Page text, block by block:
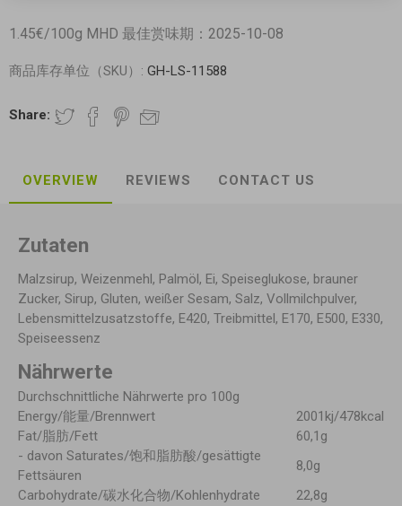
1.45€/100g MHD 最佳赏味期：2025-10-08
商品库存单位（SKU）: GH-LS-11588
Share:
OVERVIEW REVIEWS CONTACT US
Zutaten
Malzsirup, Weizenmehl, Palmöl, Ei, Speiseglukose, brauner
Zucker, Sirup, Gluten, weißer Sesam, Salz, Vollmilchpulver,
Lebensmittelzusatzstoffe, E420, Treibmittel, E170, E500, E330,
Speiseessenz
Nährwerte
Durchschnittliche Nährwerte pro 100g
Energy/能量/Brennwert
2001kj/478kcal
Fat/脂肪/Fett
60,1g
- davon Saturates/饱和脂肪酸/gesättigte
Fettsäuren
8,0g
Carbohydrate/碳水化合物/Kohlenhydrate
22,8g